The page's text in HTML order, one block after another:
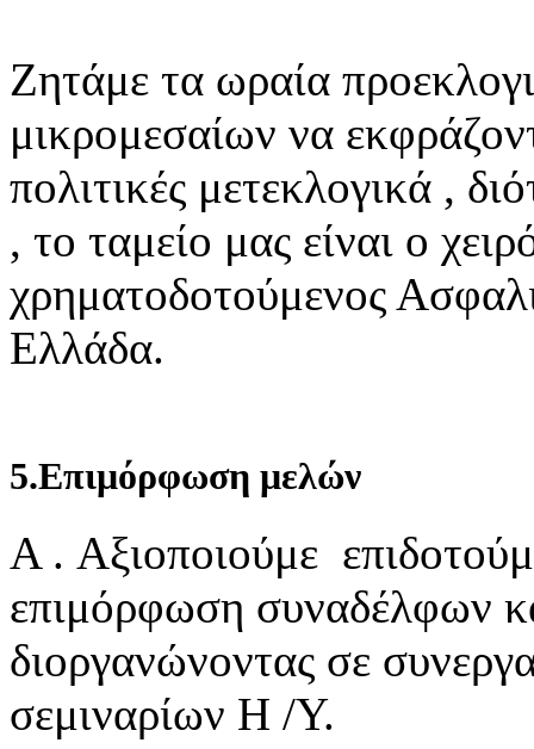
Ζητάμε τα ωραία
μικρομεσαίων να
πολιτικές μετεκλογικά
, το ταμείο μας είναι ο
χρηματοδοτούμενος
Ελλάδα.
5.Επιμόρφωση μελών
Α . Αξιοποιούμε
επιμόρφωση συναδέλφων
διοργανώνοντας σε
σεμιναρίων Η /Υ.